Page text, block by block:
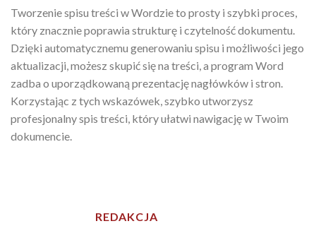
Tworzenie spisu treści w Wordzie to prosty i szybki proces,
który znacznie poprawia strukturę i czytelność dokumentu.
Dzięki automatycznemu generowaniu spisu i możliwości jego
aktualizacji, możesz skupić się na treści, a program Word
zadba o uporządkowaną prezentację nagłówków i stron.
Korzystając z tych wskazówek, szybko utworzysz
profesjonalny spis treści, który ułatwi nawigację w Twoim
dokumencie.
REDAKCJA